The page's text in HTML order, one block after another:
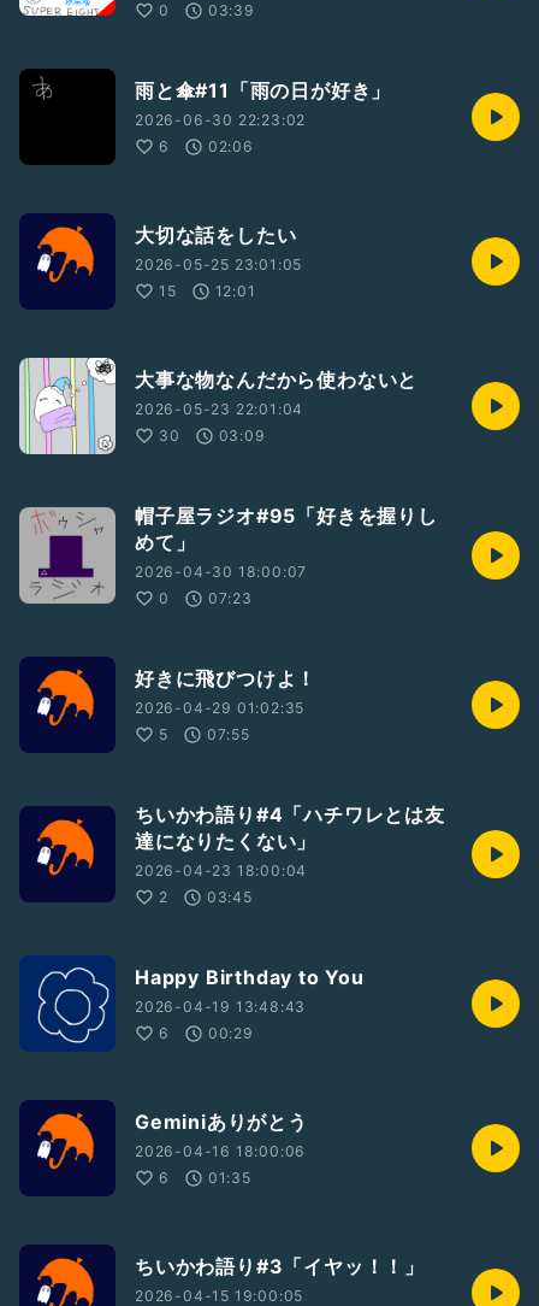
0
03:39
雨と傘#11「雨の日が好き」
2026-06-30 22:23:02
6
02:06
大切な話をしたい
2026-05-25 23:01:05
15
12:01
大事な物なんだから使わないと
2026-05-23 22:01:04
30
03:09
帽子屋ラジオ#95「好きを握りし
めて」
2026-04-30 18:00:07
0
07:23
好きに飛びつけよ！
2026-04-29 01:02:35
5
07:55
ちいかわ語り#4「ハチワレとは友
達になりたくない」
2026-04-23 18:00:04
2
03:45
Happy Birthday to You
2026-04-19 13:48:43
6
00:29
Geminiありがとう
2026-04-16 18:00:06
6
01:35
ちいかわ語り#3「イヤッ！！」
2026-04-15 19:00:05